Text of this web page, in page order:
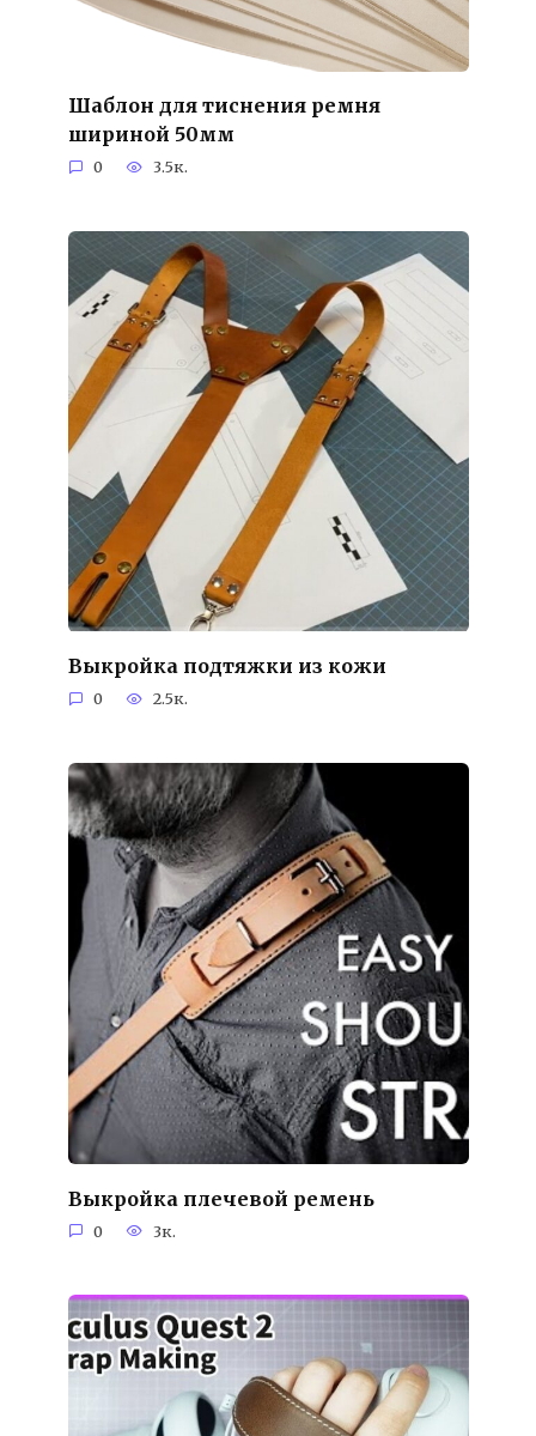
Шаблон для тиснения ремня
шириной 50мм
0 3.5к.
Выкройка подтяжки из кожи
0 2.5к.
Выкройка плечевой ремень
0 3к.